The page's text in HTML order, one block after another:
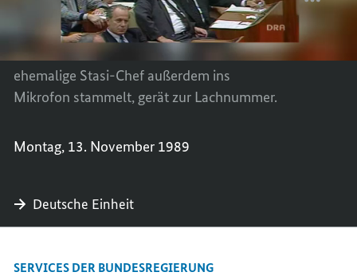
und den bestehenden Gesetzen einwandfrei
zu arbeiten", rechtfertigt sich Mielke in
seiner Rede vor der Volkskammer. Was der
ehemalige Stasi-Chef außerdem ins
Mikrofon stammelt, gerät zur Lachnummer.
Montag, 13. November 1989
WIRD
CHEF
Deutsche Einheit
SERVICES DER BUNDESREGIERUNG